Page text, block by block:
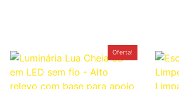
Oferta!
preço
original
era:
R$49,90.
preço
atual
é:
R$39,90.